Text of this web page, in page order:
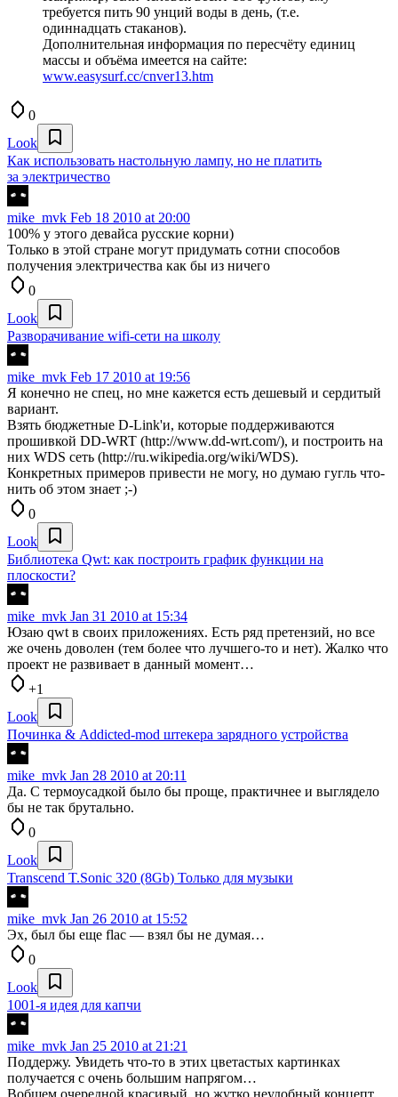
требуется пить 90 унций воды в день, (т.е.
одиннадцать стаканов).
Дополнительная информация по пересчёту единиц
массы и объёма имеется на сайте:
www.easysurf.cc/cnver13.htm
0
Look
Как использовать настольную лампу, но не платить
за электричество
mike_mvk Feb 18 2010 at 20:00
100% у этого девайса русские корни)
Только в этой стране могут придумать сотни способов
получения электричества как бы из ничего
0
Look
Разворачивание wifi-сети на школу
mike_mvk Feb 17 2010 at 19:56
Я конечно не спец, но мне кажется есть дешевый и сердитый
вариант.
Взять бюджетные D-Link'и, которые поддерживаются
прошивкой DD-WRT (http://www.dd-wrt.com/), и построить на
них WDS сеть (http://ru.wikipedia.org/wiki/WDS).
Конкретных примеров привести не могу, но думаю гугль что-
нить об этом знает ;-)
0
Look
Библиотека Qwt: как построить график функции на
плоскости?
mike_mvk Jan 31 2010 at 15:34
Юзаю qwt в своих приложениях. Есть ряд претензий, но все
же очень доволен (тем более что лучшего-то и нет). Жалко что
проект не развивает в данный момент…
+1
Look
Починка & Addicted-mod штекера зарядного устройства
mike_mvk Jan 28 2010 at 20:11
Да. С термоусадкой было бы проще, практичнее и выглядело
бы не так брутально.
0
Look
Transcend T.Sonic 320 (8Gb) Только для музыки
mike_mvk Jan 26 2010 at 15:52
Эх, был бы еще flac — взял бы не думая…
0
Look
1001-я идея для капчи
mike_mvk Jan 25 2010 at 21:21
Поддержу. Увидеть что-то в этих цветастых картинках
получается с очень большим напрягом…
Вобщем очередной красивый, но жутко неудобный концепт.